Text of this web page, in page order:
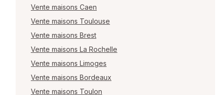
Vente maisons Caen
Vente maisons Toulouse
Vente maisons Brest
Vente maisons La Rochelle
Vente maisons Limoges
Vente maisons Bordeaux
Vente maisons Toulon